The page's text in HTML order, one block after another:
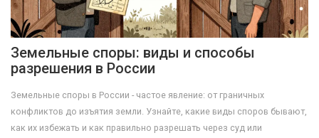
Земельные споры: виды и способы
разрешения в России
Земельные споры в России - частое явление: от граничных
конфликтов до изъятия земли. Узнайте, какие виды споров бывают,
как их избежать и как правильно разрешать через суд или